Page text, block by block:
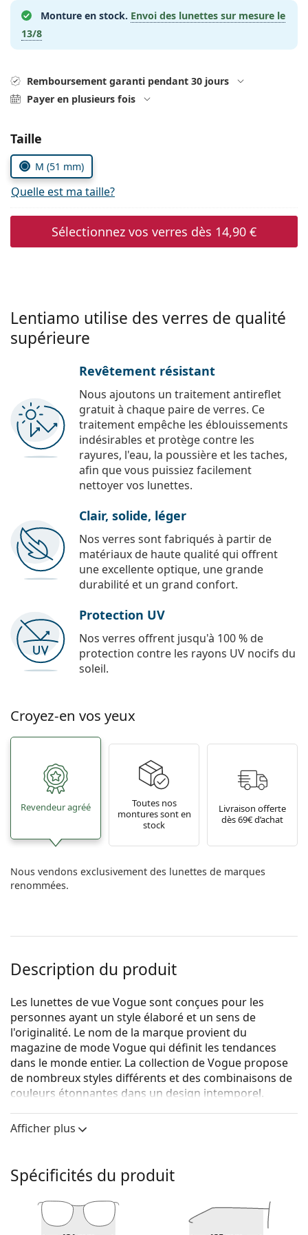
Toutes les marques
Persol
Prada
Toutes les marques
hors ligne
Monture en stock. Envoi des lunettes sur mesure le
13/8
Remboursement garanti pendant 30 jours
Payer en plusieurs fois
Choisissez les paramètres
Taille
M (51 mm)
Quelle est ma taille?
Sélectionnez vos verres dès 14,90 €
Lentiamo utilise des verres de qualité
supérieure
Revêtement résistant
Nous ajoutons un traitement antireflet
gratuit à chaque paire de verres. Ce
traitement empêche les éblouissements
indésirables et protège contre les
rayures, l'eau, la poussière et les taches,
afin que vous puissiez facilement
nettoyer vos lunettes.
Clair, solide, léger
Nos verres sont fabriqués à partir de
matériaux de haute qualité qui offrent
une excellente optique, une grande
durabilité et un grand confort.
Protection UV
Nos verres offrent jusqu'à 100 % de
protection contre les rayons UV nocifs du
soleil.
Croyez-en vos yeux
Revendeur agréé
Toutes nos
montures sont en
stock
Livraison offerte
dès 69€ d’achat
Nous vendons exclusivement des lunettes de marques
renommées.
Description du produit
Les lunettes de vue Vogue sont conçues pour les
personnes ayant un style élaboré et un sens de
l'originalité. Le nom de la marque provient du
magazine de mode Vogue qui définit les tendances
dans le monde entier. La collection de Vogue propose
de nombreux styles différents et des combinaisons de
couleurs étonnantes dans un design intemporel.
Vogue 0VO4108 280sont des lunettes pour femmes.
Voyez de quoi vous avez l'air avec ces lunettes grâce à
Monture de lunettes de vue
La couleur noire de la monture s'accorde
parfaitement avec tous les teints et des cheveux
blonds clairs, châtains clairs ou noirs.
Afficher plus
Spécificités du produit